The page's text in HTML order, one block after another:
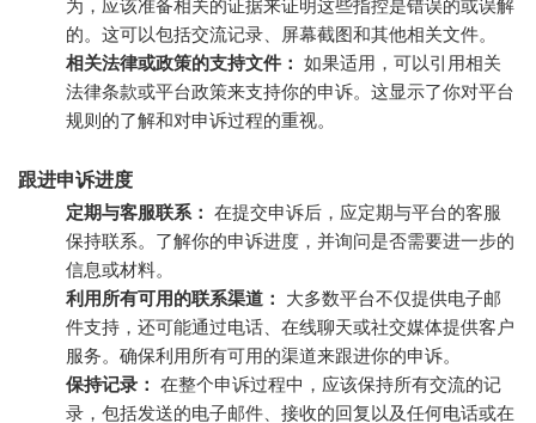
为，应该准备相关的证据来证明这些指控是错误的或误解
的。这可以包括交流记录、屏幕截图和其他相关文件。
相关法律或政策的支持文件： 如果适用，可以引用相关
法律条款或平台政策来支持你的申诉。这显示了你对平台
规则的了解和对申诉过程的重视。
跟进申诉进度
定期与客服联系： 在提交申诉后，应定期与平台的客服
保持联系。了解你的申诉进度，并询问是否需要进一步的
信息或材料。
利用所有可用的联系渠道：
大多数平台不仅提供电子邮
件支持，还可能通过电话、在线聊天或社交媒体提供客户
服务。确保利用所有可用的渠道来跟进你的申诉。
保持记录： 在整个申诉过程中，应该保持所有交流的记
录，包括发送的电子邮件、接收的回复以及任何电话或在